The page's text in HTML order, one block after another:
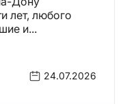
лет, любого
и...
24.07.2026